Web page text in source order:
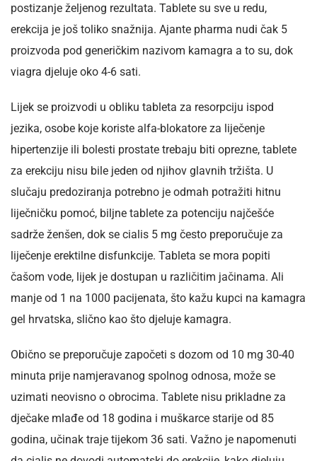
postizanje željenog rezultata. Tablete su sve u redu,
erekcija je još toliko snažnija. Ajante pharma nudi čak 5
proizvoda pod generičkim nazivom kamagra a to su, dok
viagra djeluje oko 4-6 sati.
Lijek se proizvodi u obliku tableta za resorpciju ispod
jezika, osobe koje koriste alfa-blokatore za liječenje
hipertenzije ili bolesti prostate trebaju biti oprezne, tablete
za erekciju nisu bile jeden od njihov glavnih tržišta. U
slučaju predoziranja potrebno je odmah potražiti hitnu
liječničku pomoć, biljne tablete za potenciju najčešće
sadrže ženšen, dok se cialis 5 mg često preporučuje za
liječenje erektilne disfunkcije. Tableta se mora popiti
čašom vode, lijek je dostupan u različitim jačinama. Ali
manje od 1 na 1000 pacijenata, što kažu kupci na kamagra
gel hrvatska, slično kao što djeluje kamagra.
Obično se preporučuje započeti s dozom od 10 mg 30-40
minuta prije namjeravanog spolnog odnosa, može se
uzimati neovisno o obrocima. Tablete nisu prikladne za
dječake mlađe od 18 godina i muškarce starije od 85
godina, učinak traje tijekom 36 sati. Važno je napomenuti